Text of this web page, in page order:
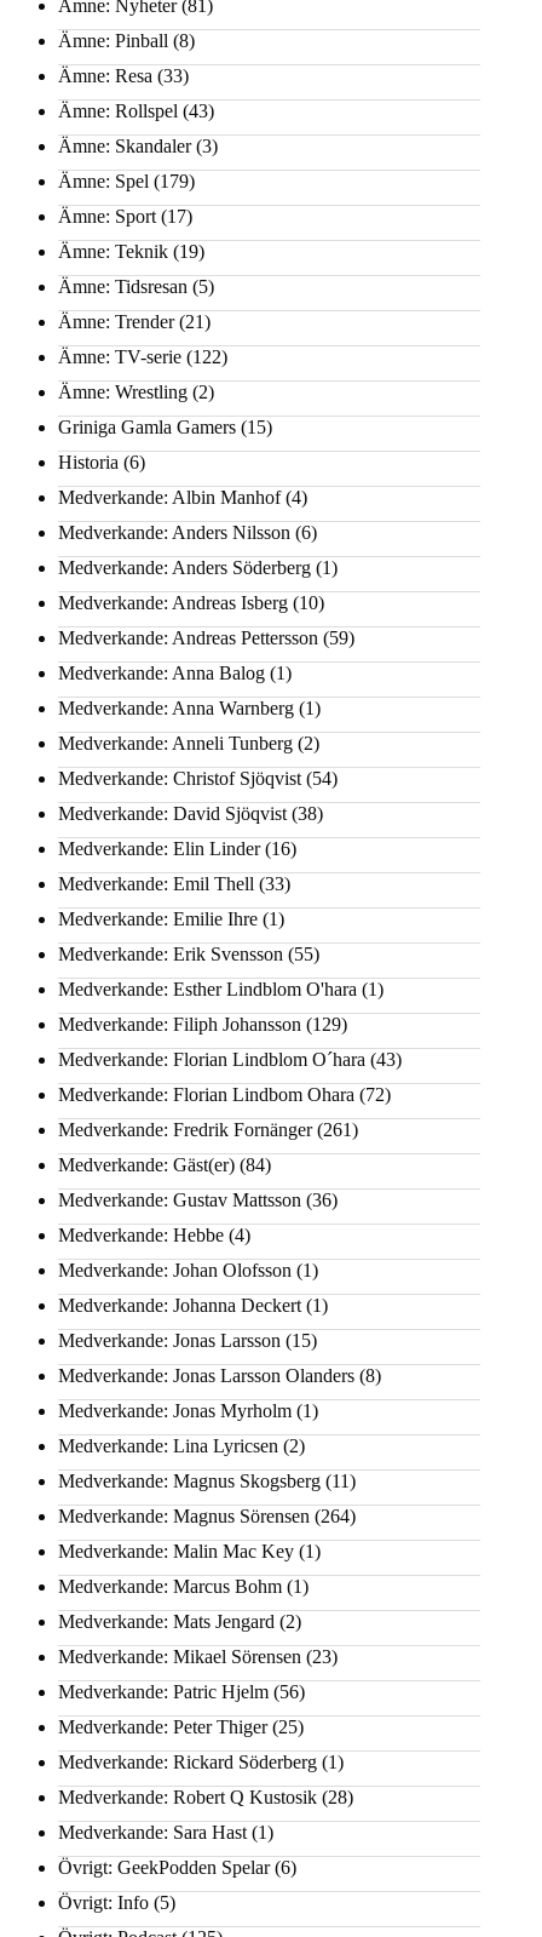
Ämne: Nyheter(81)
Ämne: Pinball (8)
Ämne: Resa (33)
Ämne: Rollspel (43)
Ämne: Skandaler(3)
Ämne: Spel (179)
Ämne: Sport (17)
Ämne: Teknik (19)
Ämne: Tidsresan (5)
Ämne: Trender(21)
Ämne: TV-serie (122)
Ämne: Wrestling (2)
Griniga Gamla Gamers (15)
Historia (6)
Medverkande: Albin Manhof(4)
Medverkande: Anders Nilsson (6)
Medverkande: Anders Söderberg (1)
Medverkande: Andreas Isberg (10)
Medverkande: Andreas Pettersson (59)
Medverkande: Anna Balog (1)
Medverkande: Anna Warnberg (1)
Medverkande: Anneli Tunberg (2)
Medverkande: Christof Sjöqvist (54)
Medverkande: David Sjöqvist (38)
Medverkande: Elin Linder(16)
Medverkande: Emil Thell (33)
Medverkande: Emilie Ihre (1)
Medverkande: Erik Svensson (55)
Medverkande: Esther Lindblom O'hara (1)
Medverkande: Filiph Johansson (129)
Medverkande: Florian Lindblom O´hara (43)
Medverkande: Florian Lindbom Ohara (72)
Medverkande: Fredrik Fornänger(261)
Medverkande: Gäst(er) (84)
Medverkande: Gustav Mattsson (36)
Medverkande: Hebbe (4)
Medverkande: Johan Olofsson (1)
Medverkande: Johanna Deckert (1)
Medverkande: Jonas Larsson (15)
Medverkande: Jonas Larsson Olanders (8)
Medverkande: Jonas Myrholm (1)
Medverkande: Lina Lyricsen (2)
Medverkande: Magnus Skogsberg (11)
Medverkande: Magnus Sörensen (264)
Medverkande: Malin Mac Key (1)
Medverkande: Marcus Bohm (1)
Medverkande: Mats Jengard (2)
Medverkande: Mikael Sörensen (23)
Medverkande: Patric Hjelm (56)
Medverkande: Peter Thiger(25)
Medverkande: Rickard Söderberg (1)
Medverkande: Robert Q Kustosik (28)
Medverkande: Sara Hast (1)
Övrigt: GeekPodden Spelar(6)
Övrigt: Info (5)